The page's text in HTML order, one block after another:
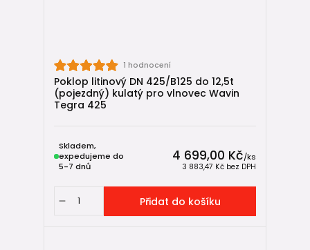
1 hodnocení
Poklop litinový DN 425/B125 do 12,5t
(pojezdný) kulatý pro vlnovec Wavin
Tegra 425
4 699,00 Kč/ks
3 883,47 Kč bez DPH
Skladem,
expedujeme do
5-7 dnů
Přidat do košíku